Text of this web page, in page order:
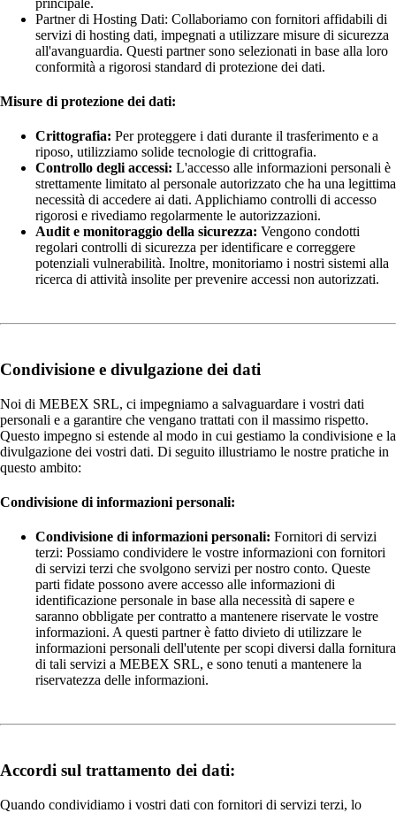
Partner di Hosting Dati: Collaboriamo con fornitori affidabili di
servizi di hosting dati, impegnati a utilizzare misure di sicurezza
all'avanguardia. Questi partner sono selezionati in base alla loro
conformità a rigorosi standard di protezione dei dati.
Misure di protezione dei dati:
Crittografia: Per proteggere i dati durante il trasferimento e a
riposo, utilizziamo solide tecnologie di crittografia.
Controllo degli accessi: L'accesso alle informazioni personali è
strettamente limitato al personale autorizzato che ha una legittima
necessità di accedere ai dati. Applichiamo controlli di accesso
rigorosi e rivediamo regolarmente le autorizzazioni.
Audit e monitoraggio della sicurezza: Vengono condotti
regolari controlli di sicurezza per identificare e correggere
potenziali vulnerabilità. Inoltre, monitoriamo i nostri sistemi alla
ricerca di attività insolite per prevenire accessi non autorizzati.
Condivisione e divulgazione dei dati
Noi di MEBEX SRL, ci impegniamo a salvaguardare i vostri dati
personali e a garantire che vengano trattati con il massimo rispetto.
Questo impegno si estende al modo in cui gestiamo la condivisione e la
divulgazione dei vostri dati. Di seguito illustriamo le nostre pratiche in
questo ambito:
Condivisione di informazioni personali:
Condivisione di informazioni personali: Fornitori di servizi
terzi: Possiamo condividere le vostre informazioni con fornitori
di servizi terzi che svolgono servizi per nostro conto. Queste
parti fidate possono avere accesso alle informazioni di
identificazione personale in base alla necessità di sapere e
saranno obbligate per contratto a mantenere riservate le vostre
informazioni. A questi partner è fatto divieto di utilizzare le
informazioni personali dell'utente per scopi diversi dalla fornitura
di tali servizi a MEBEX SRL, e sono tenuti a mantenere la
riservatezza delle informazioni.
Accordi sul trattamento dei dati:
Quando condividiamo i vostri dati con fornitori di servizi terzi, lo